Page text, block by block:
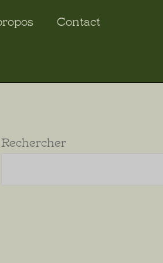
Contact
Rechercher